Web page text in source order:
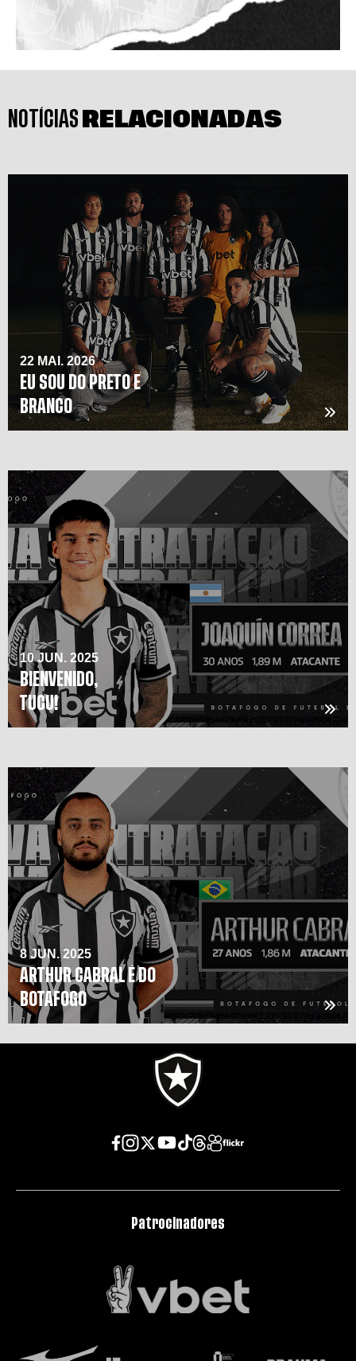
NOTÍCIAS RELACIONADAS
22 MAI. 2026
EU SOU DO PRETO E
BRANCO
10 JUN. 2025
BIENVENIDO,
TUCU!
8 JUN. 2025
ARTHUR CABRAL É DO
BOTAFOGO
Patrocinadores